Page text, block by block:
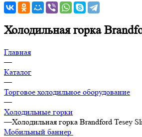
Холодильная горка
Главная
—
Каталог
—
Торговое холодильное оборудование
—
Холодильные горки
—Холодильная горка Brandford Tesey
Мобильный баннер